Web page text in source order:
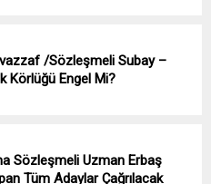
/Sözleşmeli Subay –
Körlüğü Engel Mi?
Sözleşmeli Uzman Erbaş
Tüm Adaylar Çağrılacak